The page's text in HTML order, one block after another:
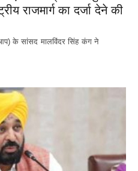
राजमार्ग का दर्जा देने की
के सांसद मालविंदर सिंह कंग ने